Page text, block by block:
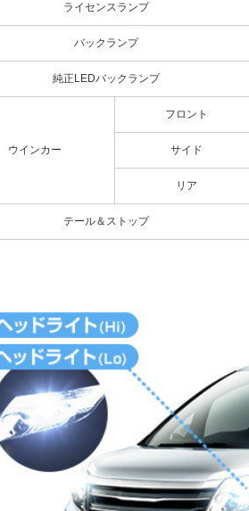
ライセンスランプ
バックランプ
純正LEDバックランプ
ウインカー
フロント
サイド
リア
テール＆ストップ